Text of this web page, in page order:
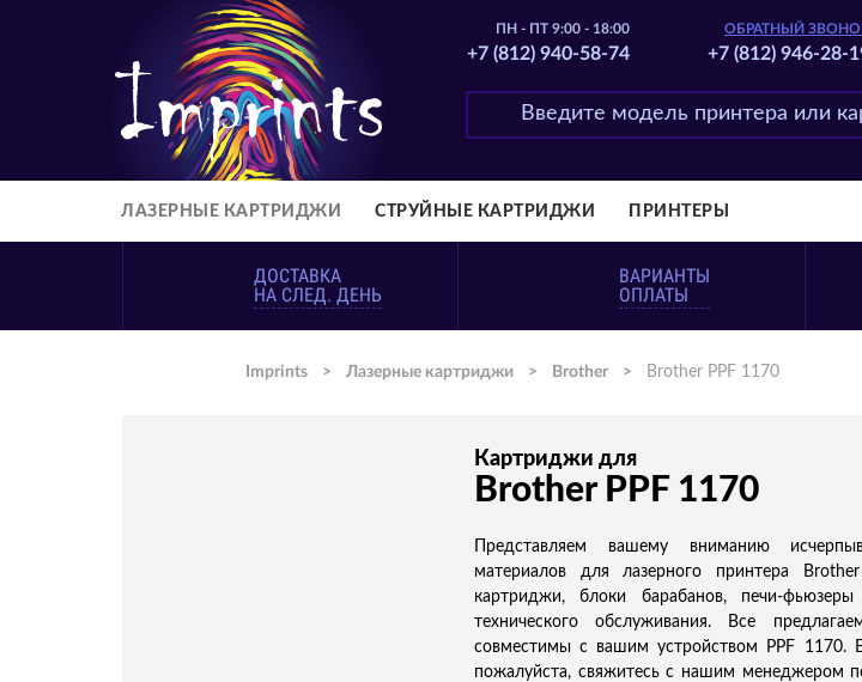
ПН - ПТ 9:00 - 18:00
+7 (812) 940-58-74
ОБРАТНЫЙ
+7 (812) 946-28-
ЛАЗЕРНЫЕ КАРТРИДЖИ СТРУЙНЫЕ КАРТРИДЖИ ПРИНТЕРЫ
ДОСТАВКА
НА СЛЕД. ДЕНЬ
ВАРИАНТЫ
ОПЛАТЫ
Imprints > Лазерные картриджи > Brother > Brother PPF 1170
Картриджи для
Brother PPF 1170
Представляем вашему вниманию
материалов для лазерного принтера
картриджи, блоки барабанов, печи-
технического обслуживания. Все
совместимы с вашим устройством PPF 1170.
пожалуйста, свяжитесь с нашим менеджером